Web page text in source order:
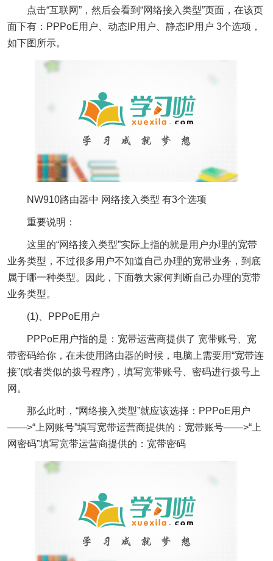
点击“互联网”，然后会看到“网络接入类型”页面，在该页
面下有：PPPoE用户、动态IP用户、静态IP用户 3个选项，
如下图所示。
NW910路由器中 网络接入类型 有3个选项
重要说明：
这里的“网络接入类型”实际上指的就是用户办理的宽带
业务类型，不过很多用户不知道自己办理的宽带业务，到底
属于哪一种类型。因此，下面教大家何判断自己办理的宽带
业务类型。
(1)、PPPoE用户
PPPoE用户指的是：宽带运营商提供了 宽带账号、宽
带密码给你，在未使用路由器的时候，电脑上需要用“宽带连
接”(或者类似的拨号程序)，填写宽带账号、密码进行拨号上
网。
那么此时，“网络接入类型”就应该选择：PPPoE用户
——>“上网账号”填写宽带运营商提供的：宽带账号——>“上
网密码”填写宽带运营商提供的：宽带密码